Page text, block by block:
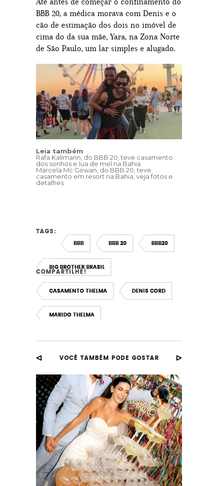
BBB 20, a médica morava com Denis e o
cão de estimação dos dois no imóvel de
cima do da sua mãe, Yara, na Zona Norte
de São Paulo, um lar simples e alugado.
Leia também
Rafa Kalimann, do BBB 20, teve casamento
dos sonhos e lua de mel na Bahia
Marcela Mc Gowan, do BBB 20, teve
casamento em resort na Bahia; veja fotos e
detalhes
TAGS:
BBB BBB 20 BBB20
BIG BROTHER BRASIL
CASAMENTO THELMA DENIS CORD
MARIDO THELMA
COMPARTILHE!
VOCÊ TAMBÉM PODE GOSTAR